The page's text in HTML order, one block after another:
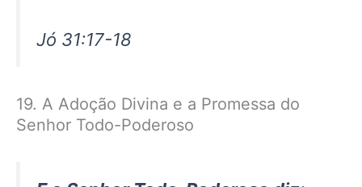
Jó 31:17-18
19. A Adoção Divina e a Promessa do
Senhor Todo-Poderoso